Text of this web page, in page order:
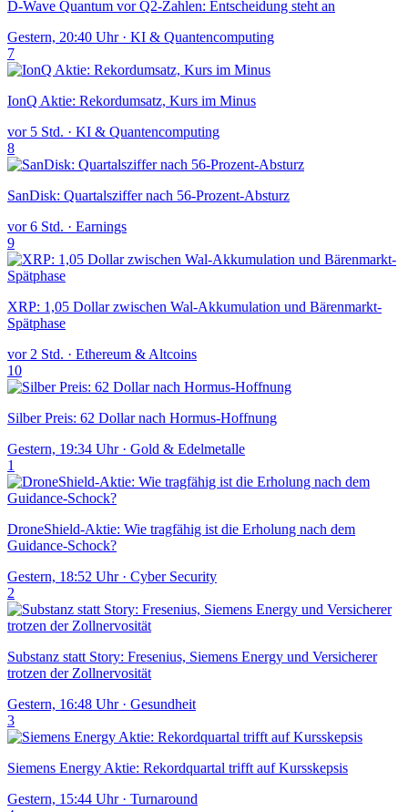
D-Wave Quantum vor Q2-Zahlen: Entscheidung steht an
Gestern, 20:40 Uhr · KI & Quantencomputing
7
IonQ Aktie: Rekordumsatz, Kurs im Minus
vor 5 Std. · KI & Quantencomputing
8
SanDisk: Quartalsziffer nach 56-Prozent-Absturz
vor 6 Std. · Earnings
9
XRP: 1,05 Dollar zwischen Wal-Akkumulation und Bärenmarkt-
Spätphase
vor 2 Std. · Ethereum & Altcoins
10
Silber Preis: 62 Dollar nach Hormus-Hoffnung
Gestern, 19:34 Uhr · Gold & Edelmetalle
1
DroneShield-Aktie: Wie tragfähig ist die Erholung nach dem
Guidance-Schock?
Gestern, 18:52 Uhr · Cyber Security
2
Substanz statt Story: Fresenius, Siemens Energy und Versicherer
trotzen der Zollnervosität
Gestern, 16:48 Uhr · Gesundheit
3
Siemens Energy Aktie: Rekordquartal trifft auf Kursskepsis
Gestern, 15:44 Uhr · Turnaround